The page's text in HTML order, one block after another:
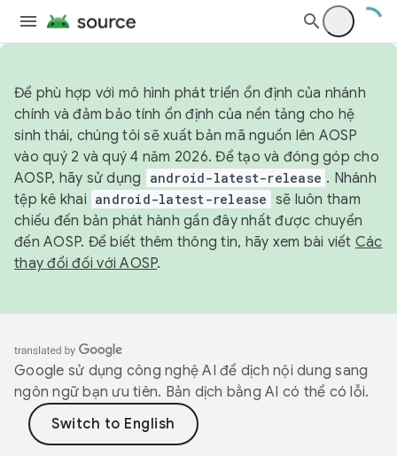
Để phù hợp với mô hình phát triển ổn định của nhánh
chính và đảm bảo tính ổn định của nền tảng cho hệ
sinh thái, chúng tôi sẽ xuất bản mã nguồn lên AOSP
vào quý 2 và quý 4 năm 2026. Để tạo và đóng góp cho
AOSP, hãy sử dụng
android-latest-release . Nhánh
tệp kê khai android-latest-release sẽ luôn tham
chiếu đến bản phát hành gần đây nhất được chuyển
đến AOSP. Để biết thêm thông tin, hãy xem bài viết Các
thay đổi đối với AOSP.
Google sử dụng công nghệ AI để dịch nội dung sang
ngôn ngữ bạn ưu tiên. Bản dịch bằng AI có thể có lỗi.